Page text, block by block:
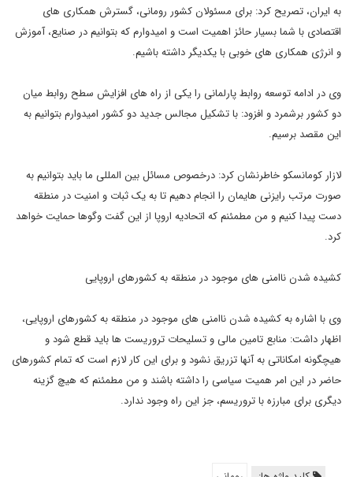
به ایران، تصریح کرد: برای مسئولان کشور رومانی، گسترش همکاری های
اقتصادی با شما بسیار حائز اهمیت است و امیدوارم که بتوانیم در صنایع، آموزش
و انرژی همکاری های خوبی با یکدیگر داشته باشیم.
وی در ادامه توسعه روابط پارلمانی را یکی از راه های افزایش سطح روابط میان
دو کشور برشمرد و افزود: با تشکیل مجالس جدید دو کشور امیدوارم بتوانیم به
این مقصد برسیم.
لازار کومانسکو خاطرنشان کرد: درخصوص مسائل بین المللی ما باید بتوانیم به
صورت مرتب رایزنی هایمان را انجام دهیم تا به یک ثبات و امنیت در منطقه
دست پیدا کنیم و من مطمئنم که اتحادیه اروپا از این گفت وگوها حمایت خواهد
کرد.
کشیده شدن ناامنی های موجود در منطقه به کشورهای اروپایی
وی با اشاره به کشیده شدن ناامنی های موجود در منطقه به کشورهای اروپایی،
اظهار داشت: منابع تامین مالی و تسلیحات تروریست ها باید قطع شود و
هیچگونه امکاناتی به آنها تزریق نشود و برای این کار لازم است که تمام کشورهای
حاضر در این امر همیت سیاسی را داشته باشند و من مطمئنم که هیچ گزینه
دیگری برای مبارزه با تروریسم، جز این راه وجود ندارد.